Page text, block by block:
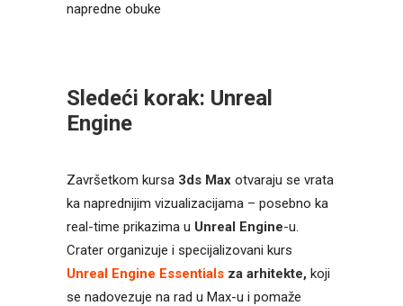
napredne obuke
Sledeći korak: Unreal
Engine
Završetkom kursa 3ds Maxotvaraju se vrata
ka naprednijim vizualizacijama – posebno ka
real-time prikazima u Unreal Engine-u.
Crater organizuje i specijalizovani kurs
Unreal Engine Essentialsza arhitekte, koji
se nadovezuje na rad u Max-u i pomaže